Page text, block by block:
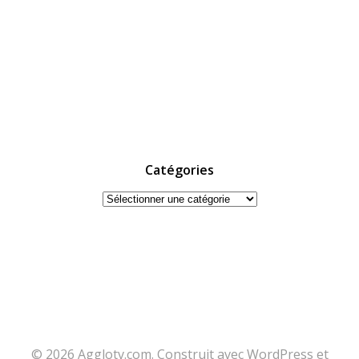
Catégories
Catégories
© 2026 Agglotv.com. Construit avec WordPress et